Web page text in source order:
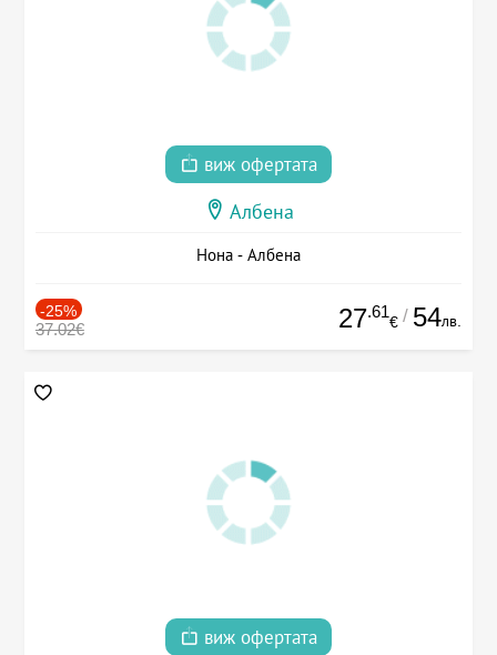
виж офертата
Албена
Нона - Албена
-25%
37.02€ 27.61
€ / 54лв.
виж офертата